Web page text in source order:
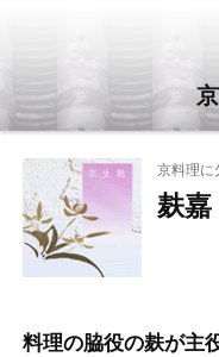
京料理に
麸嘉
料理の脇役の麸が主